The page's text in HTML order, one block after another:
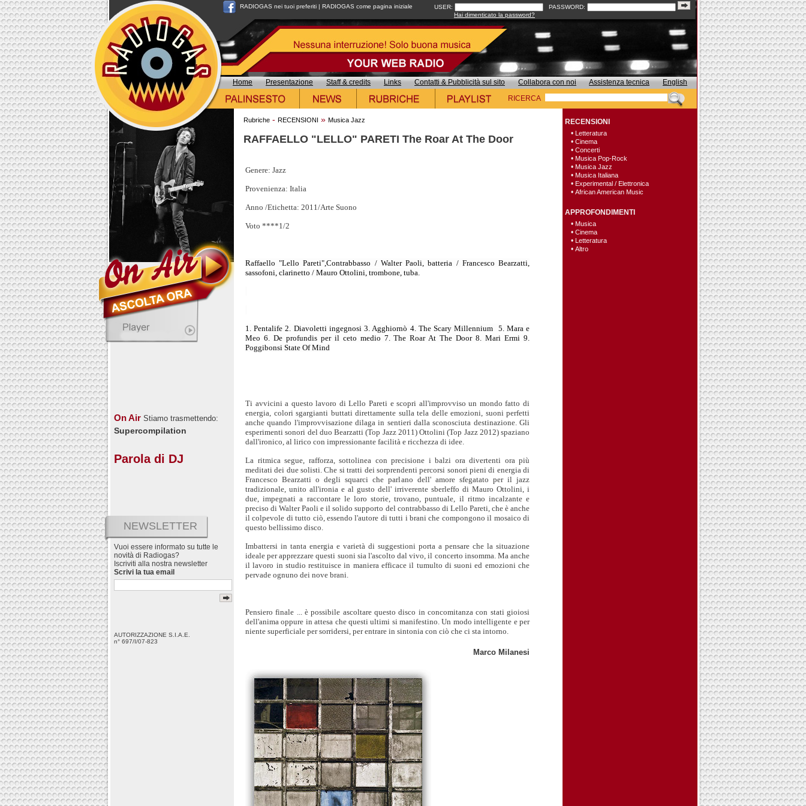
RADIOGAS nei tuoi preferiti | RADIOGAS come pagina iniziale USER:
PASSWORD:
Hai dimenticato la password?
Home Presentazione Staff & credits Links Contatti & Pubblicità sul sito Collabora con noi Assistenza tecnica
English
RICERCA
On Air Stiamo trasmettendo:
Supercompilation
Parola di DJ
NEWSLETTER
Vuoi essere informato su tutte le
novità di Radiogas?
Iscriviti alla nostra newsletter
Scrivi la tua email
AUTORIZZAZIONE S.I.A.E.
n° 697/I/07-823
Rubriche - RECENSIONI » Musica Jazz
RAFFAELLO "LELLO" PARETI The Roar At The Door
Genere: Jazz
Provenienza: Italia
Anno /Etichetta: 2011/Arte Suono
Voto ****1/2
Raffaello "Lello Pareti",Contrabbasso / Walter Paoli, batteria / Francesco Bearzatti,
sassofoni, clarinetto / Mauro Ottolini, trombone, tuba.
1. Pentalife 2. Diavoletti ingegnosi 3. Agghiornò 4. The Scary Millennium 5. Mara e
Meo 6. De profundis per il ceto medio 7. The Roar At The Door 8. Mari Ermi 9.
Poggibonsi State Of Mind
Ti avvicini a questo lavoro di Lello Pareti e scopri all'improvviso un mondo fatto di
energia, colori sgargianti buttati direttamente sulla tela delle emozioni, suoni perfetti
anche quando l'improvvisazione dilaga in sentieri dalla sconosciuta destinazione. Gli
esperimenti sonori del duo Bearzatti (Top Jazz 2011) Ottolini (Top Jazz 2012) spaziano
dall'ironico, al lirico con impressionante facilità e ricchezza di idee.
La ritmica segue, rafforza, sottolinea con precisione i balzi ora divertenti ora più
meditati dei due solisti. Che si tratti dei sorprendenti percorsi sonori pieni di energia di
Francesco Bearzatti o degli squarci che parlano dell' amore sfegatato per il jazz
tradizionale, unito all'ironia e al gusto dell' irriverente sberleffo di Mauro Ottolini, i
due, impegnati a raccontare le loro storie, trovano, puntuale, il ritmo incalzante e
preciso di Walter Paoli e il solido supporto del contrabbasso di Lello Pareti, che è anche
il colpevole di tutto ciò, essendo l'autore di tutti i brani che compongono il mosaico di
questo bellissimo disco.
Imbattersi in tanta energia e varietà di suggestioni porta a pensare che la situazione
ideale per apprezzare questi suoni sia l'ascolto dal vivo, il concerto insomma. Ma anche
il lavoro in studio restituisce in maniera efficace il tumulto di suoni ed emozioni che
pervade ognuno dei nove brani.
Pensiero finale ... è possibile ascoltare questo disco in concomitanza con stati gioiosi
dell'anima oppure in attesa che questi ultimi si manifestino. Un modo intelligente e per
niente superficiale per sorridersi, per entrare in sintonia con ciò che ci sta intorno.
Marco Milanesi
RECENSIONI
• Letteratura
• Cinema
• Concerti
• Musica Pop-Rock
• Musica Jazz
• Musica Italiana
• Experimental / Elettronica
• African American Music
APPROFONDIMENTI
• Musica
• Cinema
• Letteratura
• Altro